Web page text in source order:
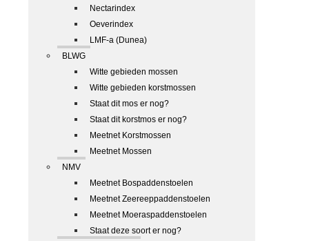
Nectarindex
Oeverindex
LMF-a (Dunea)
BLWG
Witte gebieden mossen
Witte gebieden korstmossen
Staat dit mos er nog?
Staat dit korstmos er nog?
Meetnet Korstmossen
Meetnet Mossen
NMV
Meetnet Bospaddenstoelen
Meetnet Zeereeppaddenstoelen
Meetnet Moeraspaddenstoelen
Staat deze soort er nog?